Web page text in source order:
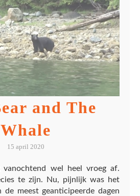
and The
Whale
15 april 2020
vanochtend wel heel vroeg af.
te zijn. Nu, pijnlijk was het
meest geanticipeerde dagen